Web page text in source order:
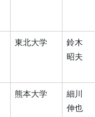
東北大学
鈴木
昭夫
熊本大学
細川
伸也